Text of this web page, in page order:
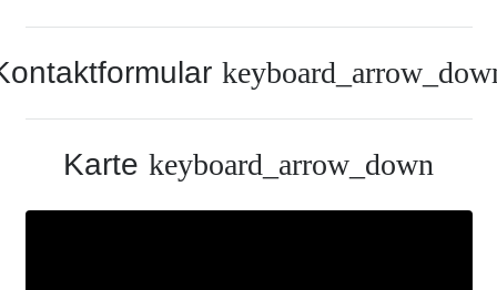
Karte keyboard_arrow_down